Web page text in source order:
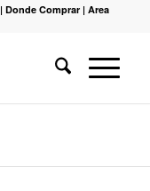
|Donde Comprar |Area